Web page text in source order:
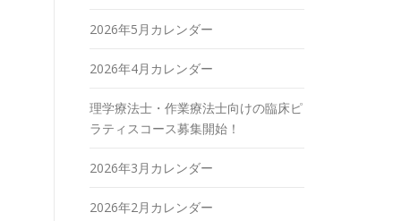
2026年5月カレンダー
2026年4月カレンダー
理学療法士・作業療法士向けの臨床ピ
ラティスコース募集開始！
2026年3月カレンダー
2026年2月カレンダー